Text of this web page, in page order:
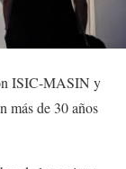
ISIC-MASIN y
más de 30 años